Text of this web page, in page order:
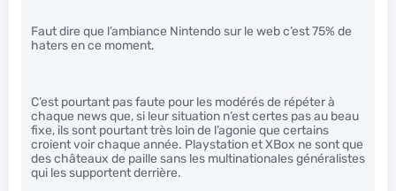
Faut dire que l’ambiance Nintendo sur le web c’est 75% de
haters en ce moment.
C’est pourtant pas faute pour les modérés de répéter à
chaque news que, si leur situation n’est certes pas au beau
fixe, ils sont pourtant très loin de l’agonie que certains
croient voir chaque année. Playstation et XBox ne sont que
des châteaux de paille sans les multinationales généralistes
qui les supportent derrière.